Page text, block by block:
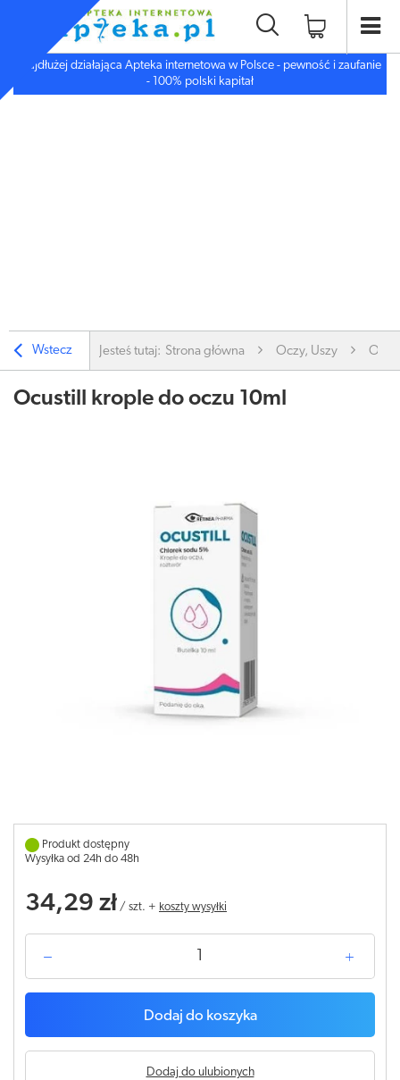
Najdłużej działająca Apteka internetowa w Polsce - pewność i zaufanie
- 100% polski kapitał
Wstecz Jesteś tutaj: Strona główna Oczy, Uszy Oczy
Ocustill krople do oczu 10ml
Produkt dostępny
Wysyłka od 24h do 48h
34,29 zł / szt. + koszty wysyłki
Dodaj do koszyka
Dodaj do ulubionych